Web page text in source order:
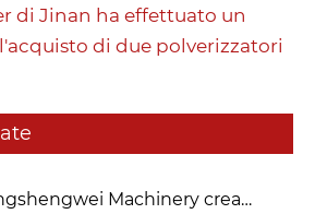
di Jinan ha effettuato un
di due polverizzatori
Machinery crea